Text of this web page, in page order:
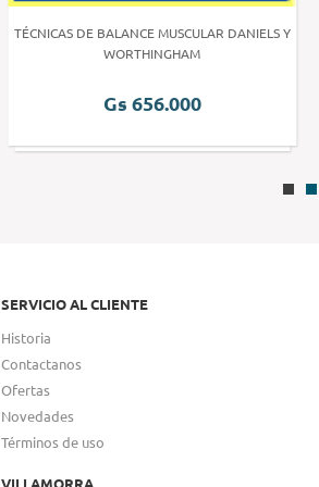
TÉCNICAS DE BALANCE MUSCULAR DANIELS Y
WORTHINGHAM
Gs 656.000
SERVICIO AL CLIENTE
Historia
Contactanos
Ofertas
Novedades
Términos de uso
VILLAMORRA